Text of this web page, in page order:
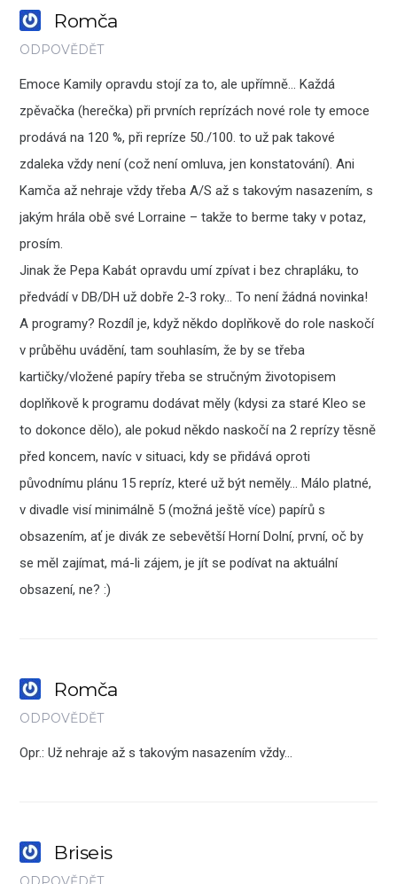
Romča
ODPOVĚDĚT
Emoce Kamily opravdu stojí za to, ale upřímně… Každá
zpěvačka (herečka) při prvních reprízách nové role ty emoce
prodává na 120 %, při repríze 50./100. to už pak takové
zdaleka vždy není (což není omluva, jen konstatování). Ani
Kamča až nehraje vždy třeba A/S až s takovým nasazením, s
jakým hrála obě své Lorraine – takže to berme taky v potaz,
prosím.
Jinak že Pepa Kabát opravdu umí zpívat i bez chrapláku, to
předvádí v DB/DH už dobře 2-3 roky… To není žádná novinka!
A programy? Rozdíl je, když někdo doplňkově do role naskočí
v průběhu uvádění, tam souhlasím, že by se třeba
kartičky/vložené papíry třeba se stručným životopisem
doplňkově k programu dodávat měly (kdysi za staré Kleo se
to dokonce dělo), ale pokud někdo naskočí na 2 reprízy těsně
před koncem, navíc v situaci, kdy se přidává oproti
původnímu plánu 15 repríz, které už být neměly… Málo platné,
v divadle visí minimálně 5 (možná ještě více) papírů s
obsazením, ať je divák ze sebevětší Horní Dolní, první, oč by
se měl zajímat, má-li zájem, je jít se podívat na aktuální
obsazení, ne? :)
Romča
ODPOVĚDĚT
Opr.: Už nehraje až s takovým nasazením vždy…
Briseis